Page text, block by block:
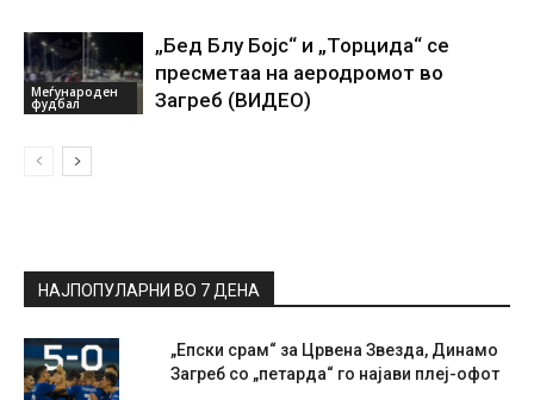
Меѓународен
фудбал
„Бед Блу Бојс“ и „Торцида“ се
пресметаа на аеродромот во
Загреб (ВИДЕО)
НАЈПОПУЛАРНИ ВО 7 ДЕНА
„Епски срам“ за Црвена Звезда, Динамо
Загреб со „петарда“ го најави плеј-офот